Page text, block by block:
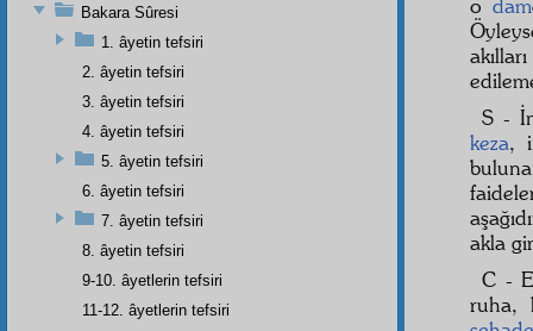
odam
S -
keza,
akla
C -
ruha,
Bakara Sûresi
1. âyetin tefsiri
2. âyetin tefsiri
3. âyetin tefsiri
4. âyetin tefsiri
5. âyetin tefsiri
6. âyetin tefsiri
7. âyetin tefsiri
8. âyetin tefsiri
9-10. âyetlerin tefsiri
11-12. âyetlerin tefsiri